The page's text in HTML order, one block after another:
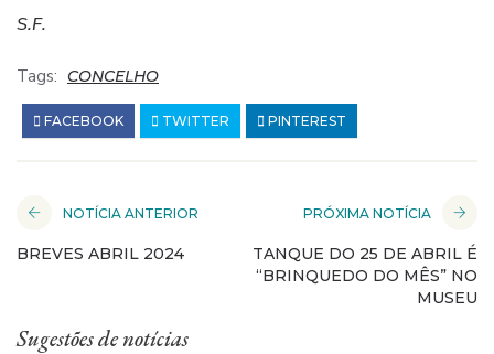
S.F.
Tags: CONCELHO
FACEBOOK TWITTER PINTEREST
NOTÍCIA ANTERIOR
BREVES ABRIL 2024
PRÓXIMA NOTÍCIA
TANQUE DO 25 DE ABRIL É
“BRINQUEDO DO MÊS” NO
MUSEU
Sugestões de notícias